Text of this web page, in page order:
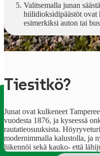
Valitsemalla junan
hiilidioksidipäästöt ovat
esimerkiksi auton tai
Tiesitkö?
Junat ovat kulkeneet
vuodesta 1876, ja kyseessä
rautatieosuuksista.
modernimmalla kalustolla, ja
liikennöi sekä kauko- että